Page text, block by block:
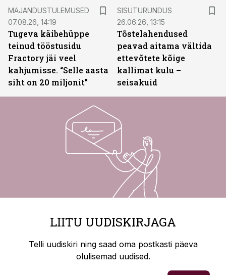
MAJANDUSTULEMUSED
07.08.26, 14:19
Tugeva käibehüppe
teinud tööstusidu
Fractory jäi veel
kahjumisse. “Selle aasta
siht on 20 miljonit”
SISUTURUNDUS
26.06.26, 13:15
Tõstelahendused
peavad aitama vältida
ettevõtete kõige
kallimat kulu –
seisakuid
LIITU UUDISKIRJAGA
Telli uudiskiri ning saad oma postkasti päeva
olulisemad uudised.